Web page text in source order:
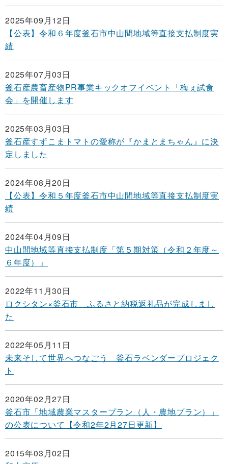
2025年09月12日
【公表】令和６年度釜石市中山間地域等直接支払制度実
績
2025年07月03日
釜石産農畜産物PR事業キックオフイベント「梅ぇ試食
会」を開催します
2025年03月03日
釜石産すずこまトマトの愛称が『かまとまちゃん』に決
定しました
2024年08月20日
【公表】令和５年度釜石市中山間地域等直接支払制度実
績
2024年04月09日
中山間地域等直接支払制度「第５期対策（令和２年度～
６年度）」
2022年11月30日
ロクシタン×釜石市 ふるさと納税返礼品が完成しまし
た
2022年05月11日
未来そして世界へつなごう 釜石ラベンダープロジェク
ト
2020年02月27日
釜石市「地域農業マスタープラン（人・農地プラン）」
の公表について【令和2年2月27日更新】
2015年03月02日